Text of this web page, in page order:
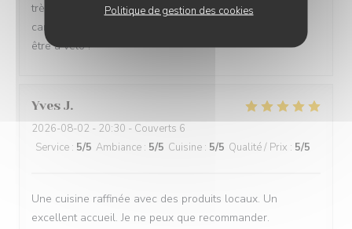
Politique de gestion des cookies
très sympathiques. Nous leur souhaitons une longue
carrière à Mens. Nous reviendrons certainement... peut-
être à vélo !
Yves J
2026-08-02 - 20:30 - Couverts 6
Service : 5/5 Ambiance : 5/5 Cuisine : 5/5 Qualité / Prix : 5/5
Une cuisine raffinée avec des produits locaux. Un
excellent accueil. Je ne peux que recommander.